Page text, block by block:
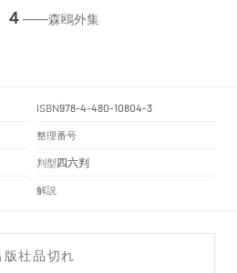
——森鴎外集
ISBN978-4-480-10804-3
整理番号
判型四六判
解説
版社品切れ